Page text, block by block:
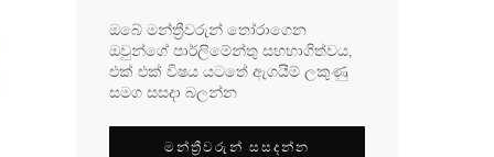
ඔබේ මන්ත්‍රීවරුන් තෝරාගෙන
ඔවුන්ගේ පාර්ලිමේන්තු සහභාගිත්වය,
එක් එක් විෂය යටතේ ඇගයීම් ලකුණු
සමග සසදා බලන්න
මන්ත්‍රීවරුන් සසදන්න